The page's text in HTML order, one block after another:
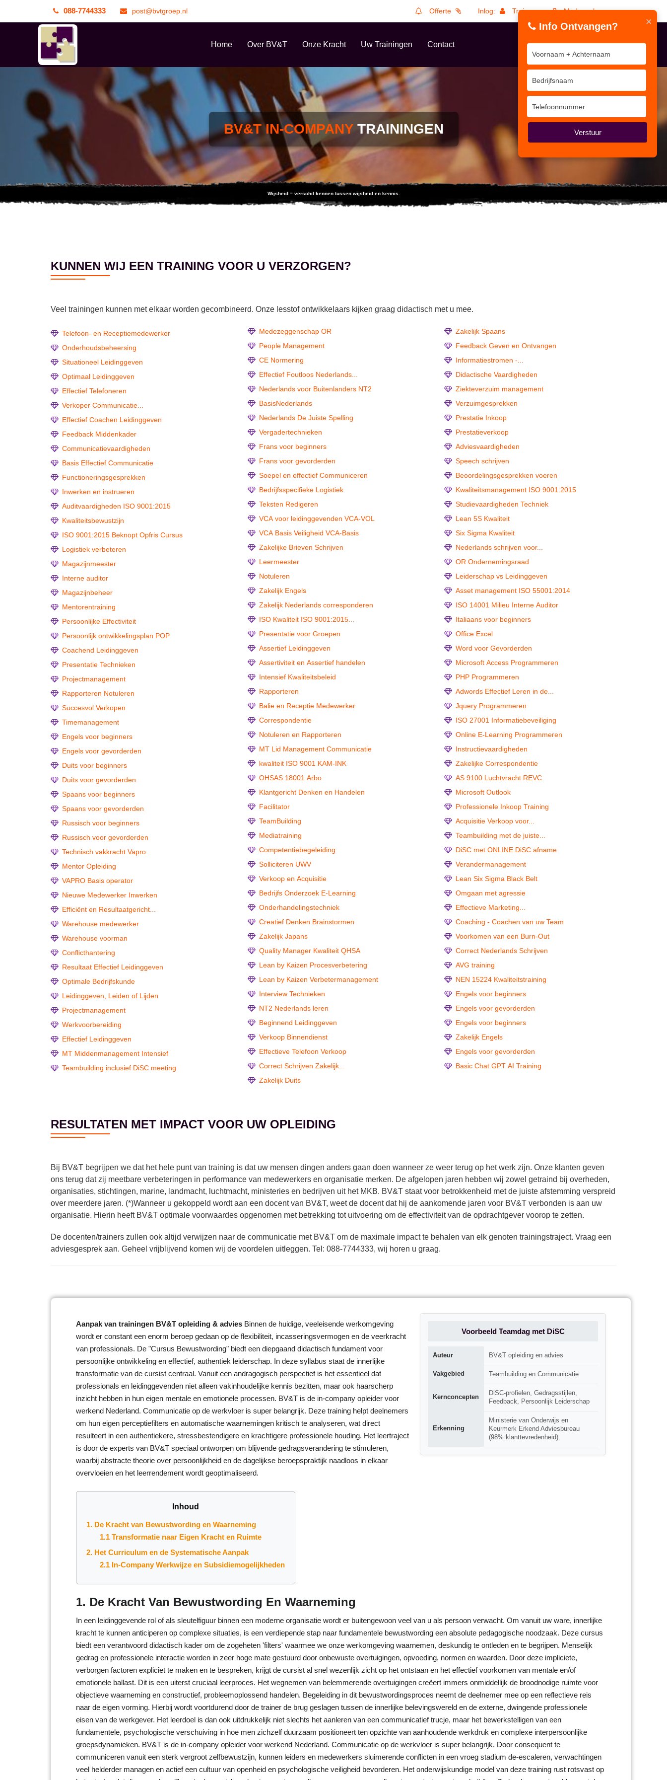
088-7744333 post@bvtgroep.nl Offerte Inlog: Trainers Medewerkers
Home Over BV&T Onze Kracht Uw Trainingen Contact
BV&T IN-COMPANY TRAININGEN
Wijsheid = verschil kennen tussen wijsheid en kennis.
KUNNEN WIJ EEN TRAINING VOOR U VERZORGEN?
Veel trainingen kunnen met elkaar worden gecombineerd. Onze lesstof ontwikkelaars kijken graag didactisch met u mee.
Telefoon- en Receptiemedewerker
Onderhoudsbeheersing
Situationeel Leidinggeven
Optimaal Leidinggeven
Effectief Telefoneren
Verkoper Communicatie...
Effectief Coachen Leidinggeven
Feedback Middenkader
Communicatievaardigheden
Basis Effectief Communicatie
Functioneringsgesprekken
Inwerken en instrueren
Auditvaardigheden ISO 9001:2015
Kwaliteitsbewustzijn
ISO 9001:2015 Beknopt Opfris Cursus
Logistiek verbeteren
Magazijnmeester
Interne auditor
Magazijnbeheer
Mentorentraining
Persoonlijke Effectiviteit
Persoonlijk ontwikkelingsplan POP
Coachend Leidinggeven
Presentatie Technieken
Projectmanagement
Rapporteren Notuleren
Succesvol Verkopen
Timemanagement
Engels voor beginners
Engels voor gevorderden
Duits voor beginners
Duits voor gevorderden
Spaans voor beginners
Spaans voor gevorderden
Russisch voor beginners
Russisch voor gevorderden
Technisch vakkracht Vapro
Mentor Opleiding
VAPRO Basis operator
Nieuwe Medewerker Inwerken
Efficiënt en Resultaatgericht...
Warehouse medewerker
Warehouse voorman
Conflicthantering
Resultaat Effectief Leidinggeven
Optimale Bedrijfskunde
Leidinggeven, Leiden of Lijden
Projectmanagement
Werkvoorbereiding
Effectief Leidinggeven
MT Middenmanagement Intensief
Teambuilding inclusief DiSC meeting
Medezeggenschap OR
People Management
CE Normering
Effectief Foutloos Nederlands...
Nederlands voor Buitenlanders NT2
BasisNederlands
Nederlands De Juiste Spelling
Vergadertechnieken
Frans voor beginners
Frans voor gevorderden
Soepel en effectief Communiceren
Bedrijfsspecifieke Logistiek
Teksten Redigeren
VCA voor leidinggevenden VCA-VOL
VCA Basis Veiligheid VCA-Basis
Zakelijke Brieven Schrijven
Leermeester
Notuleren
Zakelijk Engels
Zakelijk Nederlands corresponderen
ISO Kwaliteit ISO 9001:2015...
Presentatie voor Groepen
Assertief Leidinggeven
Assertiviteit en Assertief handelen
Intensief Kwaliteitsbeleid
Rapporteren
Balie en Receptie Medewerker
Correspondentie
Notuleren en Rapporteren
MT Lid Management Communicatie
kwaliteit ISO 9001 KAM-INK
OHSAS 18001 Arbo
Klantgericht Denken en Handelen
Facilitator
TeamBuilding
Mediatraining
Competentiebegeleiding
Solliciteren UWV
Verkoop en Acquisitie
Bedrijfs Onderzoek E-Learning
Onderhandelingstechniek
Creatief Denken Brainstormen
Zakelijk Japans
Quality Manager Kwaliteit QHSA
Lean by Kaizen Procesverbetering
Lean by Kaizen Verbetermanagement
Interview Technieken
NT2 Nederlands leren
Beginnend Leidinggeven
Verkoop Binnendienst
Effectieve Telefoon Verkoop
Correct Schrijven Zakelijk...
Zakelijk Duits
Zakelijk Spaans
Feedback Geven en Ontvangen
Informatiestromen -...
Didactische Vaardigheden
Ziekteverzuim management
Verzuimgesprekken
Prestatie Inkoop
Prestatieverkoop
Adviesvaardigheden
Speech schrijven
Beoordelingsgesprekken voeren
Kwaliteitsmanagement ISO 9001:2015
Studievaardigheden Techniek
Lean 5S Kwaliteit
Six Sigma Kwaliteit
Nederlands schrijven voor...
OR Ondernemingsraad
Leiderschap vs Leidinggeven
Asset management ISO 55001:2014
ISO 14001 Milieu Interne Auditor
Italiaans voor beginners
Office Excel
Word voor Gevorderden
Microsoft Access Programmeren
PHP Programmeren
Adwords Effectief Leren in de...
Jquery Programmeren
ISO 27001 Informatiebeveiliging
Online E-Learning Programmeren
Instructievaardigheden
Zakelijke Correspondentie
AS 9100 Luchtvracht REVC
Microsoft Outlook
Professionele Inkoop Training
Acquisitie Verkoop voor...
Teambuilding met de juiste...
DiSC met ONLINE DiSC afname
Verandermanagement
Lean Six Sigma Black Belt
Omgaan met agressie
Effectieve Marketing...
Coaching - Coachen van uw Team
Voorkomen van een Burn-Out
Correct Nederlands Schrijven
AVG training
NEN 15224 Kwaliteitstraining
Engels voor beginners
Engels voor gevorderden
Engels voor beginners
Zakelijk Engels
Engels voor gevorderden
Basic Chat GPT AI Training
RESULTATEN MET IMPACT VOOR UW OPLEIDING
Bij BV&T begrijpen we dat het hele punt van training is dat uw mensen dingen anders gaan doen wanneer ze weer terug op het werk zijn. Onze klanten geven
ons terug dat zij meetbare verbeteringen in performance van medewerkers en organisatie merken. De afgelopen jaren hebben wij zowel getraind bij overheden,
organisaties, stichtingen, marine, landmacht, luchtmacht, ministeries en bedrijven uit het MKB. BV&T staat voor betrokkenheid met de juiste afstemming verspreid
over meerdere jaren. (*)Wanneer u gekoppeld wordt aan een docent van BV&T, weet de docent dat hij de aankomende jaren voor BV&T verbonden is aan uw
organisatie. Hierin heeft BV&T optimale voorwaardes opgenomen met betrekking tot uitvoering om de effectiviteit van de opdrachtgever voorop te zetten.
De docenten/trainers zullen ook altijd verwijzen naar de communicatie met BV&T om de maximale impact te behalen van elk genoten trainingstraject. Vraag een
adviesgesprek aan. Geheel vrijblijvend komen wij de voordelen uitleggen. Tel: 088-7744333, wij horen u graag.
Voorbeeld Teamdag met DiSC
Auteur BV&T opleiding en advies
Vakgebied Teambuilding en Communicatie
Kernconcepten
DiSC-profielen, Gedragsstijlen,
Feedback, Persoonlijk Leiderschap
Erkenning
Ministerie van Onderwijs en
Keurmerk Erkend Adviesbureau
(98% klanttevredenheid).
Aanpak van trainingen BV&T opleiding & advies Binnen de huidige, veeleisende werkomgeving
wordt er constant een enorm beroep gedaan op de flexibiliteit, incasseringsvermogen en de veerkracht
van professionals. De "Cursus Bewustwording" biedt een diepgaand didactisch fundament voor
persoonlijke ontwikkeling en effectief, authentiek leiderschap. In deze syllabus staat de innerlijke
transformatie van de cursist centraal. Vanuit een andragogisch perspectief is het essentieel dat
professionals en leidinggevenden niet alleen vakinhoudelijke kennis bezitten, maar ook haarscherp
inzicht hebben in hun eigen mentale en emotionele processen. BV&T is de in-company opleider voor
werkend Nederland. Communicatie op de werkvloer is super belangrijk. Deze training helpt deelnemers
om hun eigen perceptiefilters en automatische waarnemingen kritisch te analyseren, wat direct
resulteert in een authentiekere, stressbestendigere en krachtigere professionele houding. Het leertraject
is door de experts van BV&T speciaal ontworpen om blijvende gedragsverandering te stimuleren,
waarbij abstracte theorie over persoonlijkheid en de dagelijkse beroepspraktijk naadloos in elkaar
overvloeien en het leerrendement wordt geoptimaliseerd.
Inhoud
1. De Kracht van Bewustwording en Waarneming
1.1 Transformatie naar Eigen Kracht en Ruimte
2. Het Curriculum en de Systematische Aanpak
2.1 In-Company Werkwijze en Subsidiemogelijkheden
1. De Kracht Van Bewustwording En Waarneming
In een leidinggevende rol of als sleutelfiguur binnen een moderne organisatie wordt er buitengewoon veel van u als persoon verwacht. Om vanuit uw ware, innerlijke
kracht te kunnen anticiperen op complexe situaties, is een verdiepende stap naar fundamentele bewustwording een absolute pedagogische noodzaak. Deze cursus
biedt een verantwoord didactisch kader om de zogeheten 'filters' waarmee we onze werkomgeving waarnemen, deskundig te ontleden en te begrijpen. Menselijk
gedrag en professionele interactie worden in zeer hoge mate gestuurd door onbewuste overtuigingen, opvoeding, normen en waarden. Door deze impliciete,
verborgen factoren expliciet te maken en te bespreken, krijgt de cursist al snel wezenlijk zicht op het ontstaan en het effectief voorkomen van mentale en/of
emotionele ballast. Dit is een uiterst cruciaal leerproces. Het wegnemen van belemmerende overtuigingen creëert immers onmiddellijk de broodnodige ruimte voor
objectieve waarneming en constructief, probleemoplossend handelen. Begeleiding in dit bewustwordingsproces neemt de deelnemer mee op een reflectieve reis
naar de eigen vorming. Hierbij wordt voortdurend door de trainer de brug geslagen tussen de innerlijke belevingswereld en de externe, dwingende professionele
eisen van de werkgever. Het leerdoel is dan ook uitdrukkelijk niet slechts het aanleren van een communicatief trucje, maar het bewerkstelligen van een
fundamentele, psychologische verschuiving in hoe men zichzelf duurzaam positioneert ten opzichte van aanhoudende werkdruk en complexe interpersoonlijke
groepsdynamieken. BV&T is de in-company opleider voor werkend Nederland. Communicatie op de werkvloer is super belangrijk. Door consequent te
communiceren vanuit een sterk vergroot zelfbewustzijn, kunnen leiders en medewerkers sluimerende conflicten in een vroeg stadium de-escaleren, verwachtingen
veel helderder managen en actief een cultuur van openheid en psychologische veiligheid bevorderen. Het onderwijskundige model van deze training rust rotsvast op
×
Info Ontvangen?
Verstuur